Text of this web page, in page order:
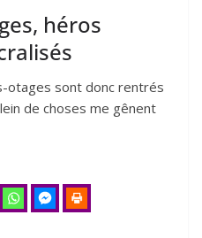
héros
otages sont donc ren­trés
de choses me gênent